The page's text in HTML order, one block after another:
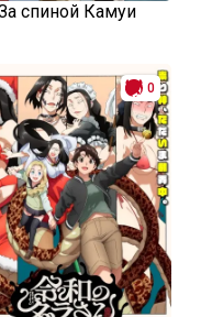
спиной Камуи
0